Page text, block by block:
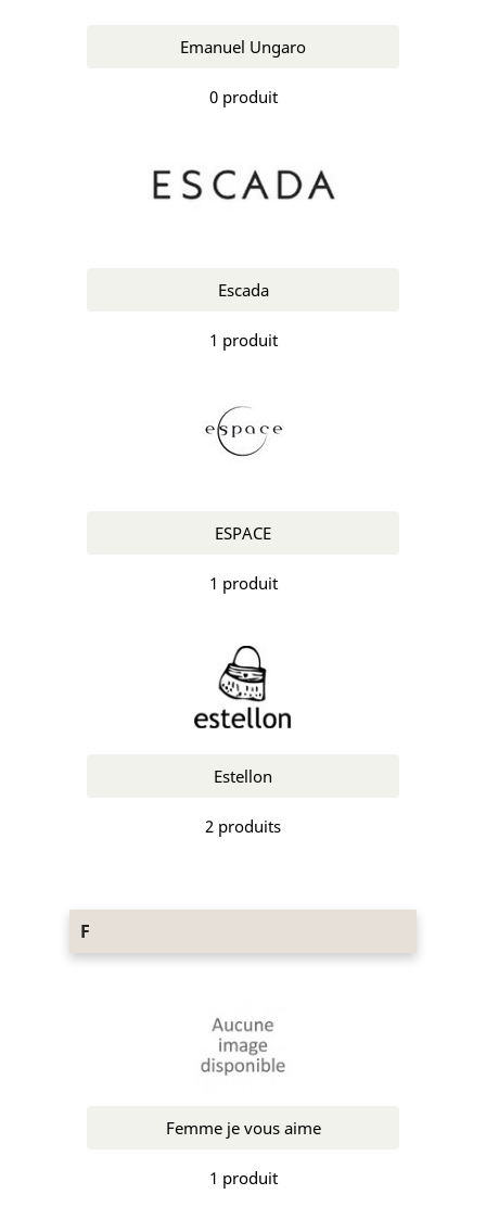
Emanuel Ungaro
0 produit
Escada
1 produit
ESPACE
1 produit
Estellon
2 produits
F
Femme je vous aime
1 produit